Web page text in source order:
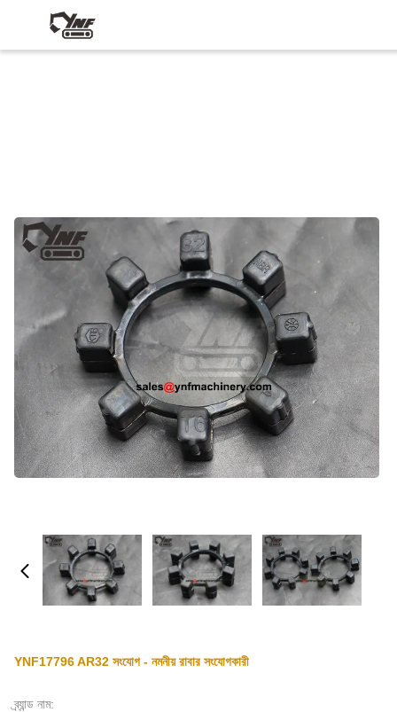
YNF17796 AR32 সংযোগ - নমনীয় রাবার সংযোগকারী
ব্র্যান্ড নাম: